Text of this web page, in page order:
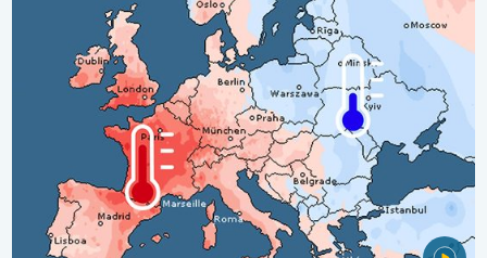
Grote weersverschillen in juli. Tweedeling Europa. . .